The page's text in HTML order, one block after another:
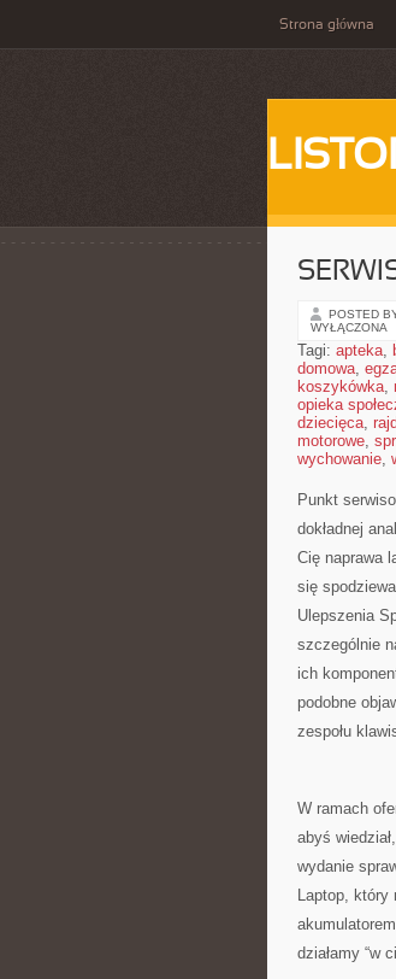
Strona główna
POSTED
WYŁĄCZONA
Tagi: apteka,
domowa,
koszykówka,
opieka
dziecięca,
motorowe,
wychowanie,
Punkt
dokładnej
Cię naprawa
się
Ulepszenia
szczególnie
ich
podobne
zespołu
W ramach
abyś
wydanie
Laptop, który
działamy “w